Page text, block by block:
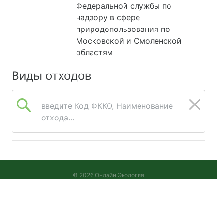
Федеральной службы по
надзору в сфере
природопользования по
Московской и Смоленской
областям
Виды отходов
введите Код ФККО, Наименование
отхода...
© 2026 Онлайн Экология